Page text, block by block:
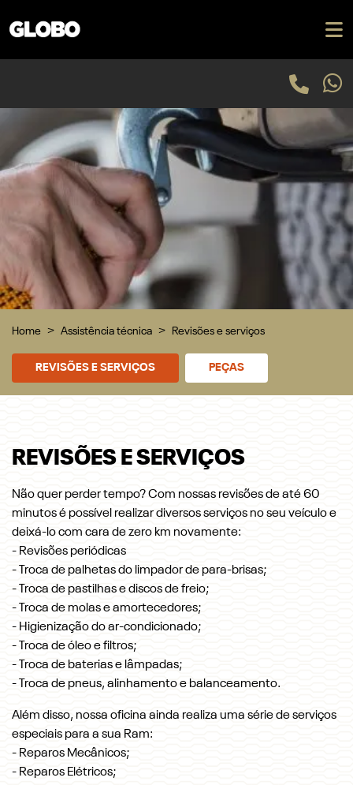
Home Assistência técnica Revisões e serviços
REVISÕES E SERVIÇOS PEÇAS
REVISÕES E SERVIÇOS
Não quer perder tempo? Com nossas revisões de até 60
minutos é possível realizar diversos serviços no seu veículo e
deixá-lo com cara de zero km novamente:
- Revisões periódicas
- Troca de palhetas do limpador de para-brisas;
- Troca de pastilhas e discos de freio;
- Troca de molas e amortecedores;
- Higienização do ar-condicionado;
- Troca de óleo e filtros;
- Troca de baterias e lâmpadas;
- Troca de pneus, alinhamento e balanceamento.
Além disso, nossa oficina ainda realiza uma série de serviços
especiais para a sua Ram:
- Reparos Mecânicos;
- Reparos Elétricos;